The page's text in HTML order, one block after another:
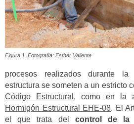
Figura 1. Fotografía: Esther Valiente
procesos realizados durante
estructura se someten a un estricto
Código Estructural , como en la
Hormigón Estructural EHE-08. El
el que trata del control de la